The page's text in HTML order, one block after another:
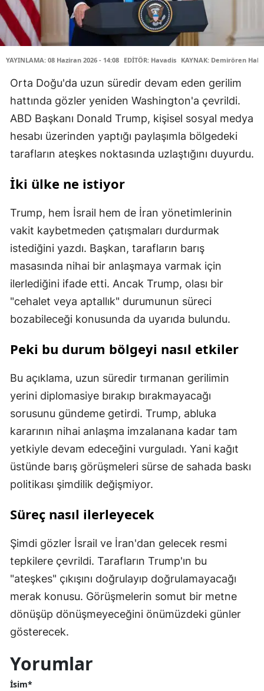
YAYINLAMA: 08 Haziran 2026 - 14:08 EDİTÖR: Havadis KAYNAK: Demirören
Orta Doğu'da uzun süredir devam eden gerilim
hattında gözler yeniden Washington'a çevrildi.
ABD Başkanı Donald Trump, kişisel sosyal medya
hesabı üzerinden yaptığı paylaşımla bölgedeki
tarafların ateşkes noktasında uzlaştığını duyurdu.
İki ülke ne istiyor
Trump, hem İsrail hem de İran yönetimlerinin
vakit kaybetmeden çatışmaları durdurmak
istediğini yazdı. Başkan, tarafların barış
masasında nihai bir anlaşmaya varmak için
ilerlediğini ifade etti. Ancak Trump, olası bir
"cehalet veya aptallık" durumunun süreci
bozabileceği konusunda da uyarıda bulundu.
Peki bu durum bölgeyi nasıl etkiler
Bu açıklama, uzun süredir tırmanan gerilimin
yerini diplomasiye bırakıp bırakmayacağı
sorusunu gündeme getirdi. Trump, abluka
kararının nihai anlaşma imzalanana kadar tam
yetkiyle devam edeceğini vurguladı. Yani kağıt
üstünde barış görüşmeleri sürse de sahada baskı
politikası şimdilik değişmiyor.
Süreç nasıl ilerleyecek
Şimdi gözler İsrail ve İran'dan gelecek resmi
tepkilere çevrildi. Tarafların Trump'ın bu
"ateşkes" çıkışını doğrulayıp doğrulamayacağı
merak konusu. Görüşmelerin somut bir metne
dönüşüp dönüşmeyeceğini önümüzdeki günler
gösterecek.
Yorumlar
İsim*